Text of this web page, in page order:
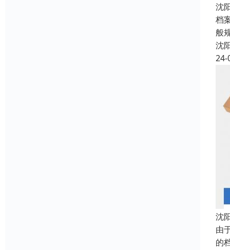
沈
档
般
沈
24-
沈
由
的